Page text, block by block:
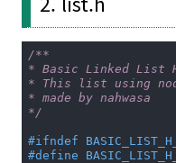
/**
* Basic Linked List
* This list using
* made by nahwasa
*/
#ifndef
#define